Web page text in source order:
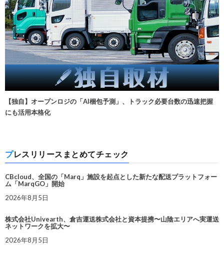
【独自】オープンロジの「AI梱包予測」、トラック必要台数の迅速把握
にも活用本格化
プレスリリースまとめてチェック
CBcloud、全国の「Marq」施設を起点とした新たな配送プラットフォー
ム「MarqGO」開始
2026年8月5日
株式会社Univearth、倉吉運送株式会社と資本提携〜山陰エリアへ実運送
ネットワークを拡大〜
2026年8月5日